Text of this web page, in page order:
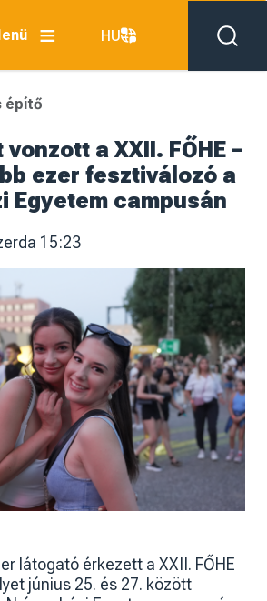
HU
építő
a XXII. FŐHE –
ezer fesztiválozó a
Egyetem campusán
15:23
látogató érkezett a XXII. FŐHE
június 25. és 27. között